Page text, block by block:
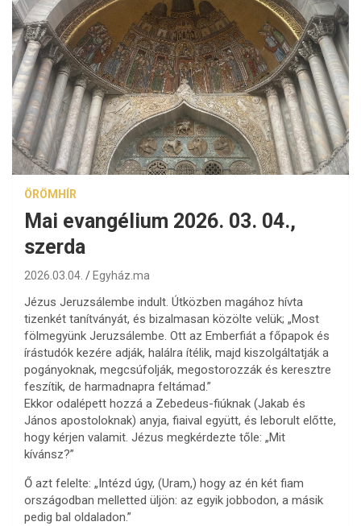
ÖRÖMHÍR
Mai evangélium 2026. 03. 04.,
szerda
2026.03.04. Egyház.ma
Jézus Jeruzsálembe indult. Útközben magához hívta
tizenkét tanítványát, és bizalmasan közölte velük; „Most
fölmegyünk Jeruzsálembe. Ott az Emberfiát a főpapok és
írástudók kezére adják, halálra ítélik, majd kiszolgáltatják a
pogányoknak, megcsúfolják, megostorozzák és keresztre
feszítik, de harmadnapra feltámad.”
Ekkor odalépett hozzá a Zebedeus-fiúknak (Jakab és
János apostoloknak) anyja, fiaival együtt, és leborult előtte,
hogy kérjen valamit. Jézus megkérdezte tőle: „Mit
kívánsz?”
Ő azt felelte: „Intézd úgy, (Uram,) hogy az én két fiam
országodban melletted üljön: az egyik jobbodon, a másik
pedig bal oldaladon.”